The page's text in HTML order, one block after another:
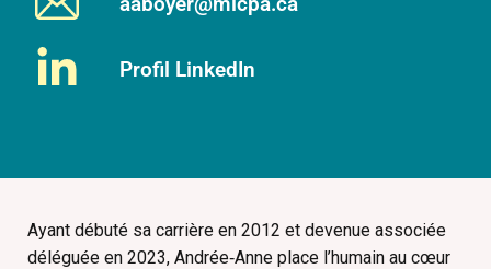
Profil LinkedIn
Ayant débuté sa carrière en 2012 et devenue associée
déléguée en 2023, Andrée‑Anne place l’humain au cœur